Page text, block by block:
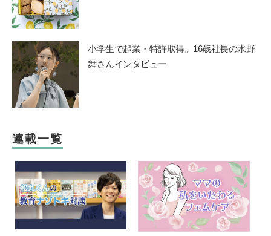
小学生で起業・特許取得。16歳社長の水野
舞さんインタビュー
連載一覧